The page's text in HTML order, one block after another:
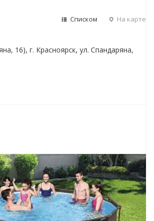
Списком На карте
16), г. Красноярск, ул. Спандаряна,